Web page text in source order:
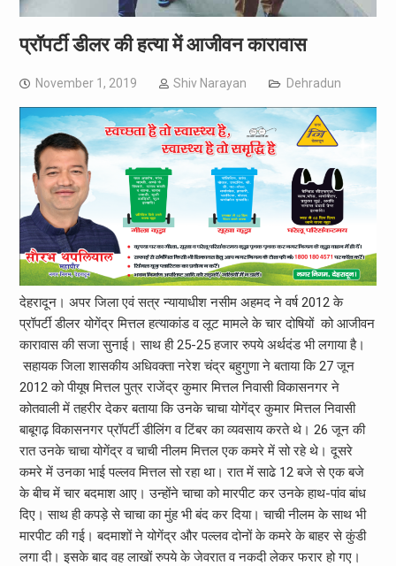
प्रॉपर्टी डीलर की हत्या में आजीवन कारावास
November 1, 2019 Shiv Narayan Dehradun
देहरादून। अपर जिला एवं सत्र न्यायाधीश नसीम अहमद ने वर्ष 2012 के
प्रॉपर्टी डीलर योगेंद्र मित्तल हत्याकांड व लूट मामले के चार दोषियों को आजीवन
कारावास की सजा सुनाई। साथ ही 25-25 हजार रुपये अर्थदंड भी लगाया है।
सहायक जिला शासकीय अधिवक्ता नरेश चंद्र बहुगुणा ने बताया कि 27 जून
2012 को पीयूष मित्तल पुत्र राजेंद्र कुमार मित्तल निवासी विकासनगर ने
कोतवाली में तहरीर देकर बताया कि उनके चाचा योगेंद्र कुमार मित्तल निवासी
बाबूगढ़ विकासनगर प्रॉपर्टी डीलिंग व टिंबर का व्यवसाय करते थे। 26 जून की
रात उनके चाचा योगेंद्र व चाची नीलम मित्तल एक कमरे में सो रहे थे। दूसरे
कमरे में उनका भाई पल्लव मित्तल सो रहा था। रात में साढे 12 बजे से एक बजे
के बीच में चार बदमाश आए। उन्होंने चाचा को मारपीट कर उनके हाथ-पांव बांध
दिए। साथ ही कपड़े से चाचा का मुंह भी बंद कर दिया। चाची नीलम के साथ भी
मारपीट की गई। बदमाशों ने योगेंद्र और पल्लव दोनों के कमरे के बाहर से कुंडी
लगा दी। इसके बाद वह लाखों रुपये के जेवरात व नकदी लेकर फरार हो गए।